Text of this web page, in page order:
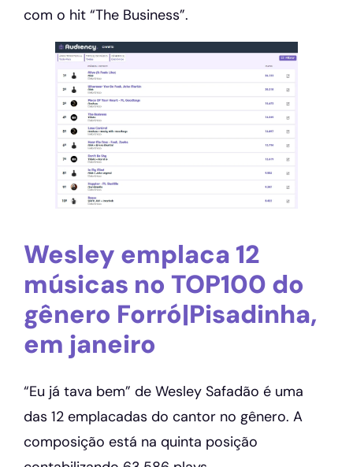
com o hit “The Business”.
Wesley emplaca 12
músicas no TOP100 do
gênero Forró|Pisadinha,
em janeiro
“Eu já tava bem” de Wesley Safadão é uma
das 12 emplacadas do cantor no gênero. A
composição está na quinta posição